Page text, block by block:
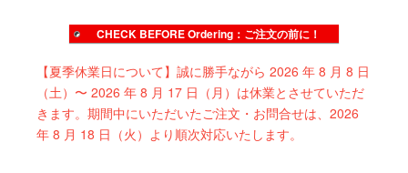
CHECK BEFORE Ordering：ご注文の前に！
【夏季休業日について】誠に勝手ながら 2026 年 8 月 8 日
（土）〜 2026 年 8 月 17 日（月）は休業とさせていただ
きます。期間中にいただいたご注文・お問合せは、2026
年 8 月 18 日（火）より順次対応いたします。